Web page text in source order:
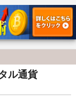
ル通貨